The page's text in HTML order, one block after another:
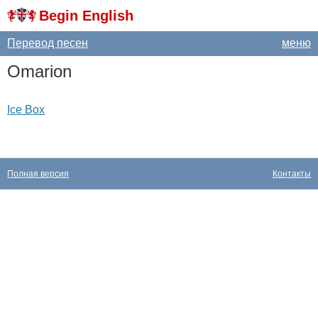
Begin English
меню
Перевод песен
Omarion
Ice Box
Контакты
Полная версия